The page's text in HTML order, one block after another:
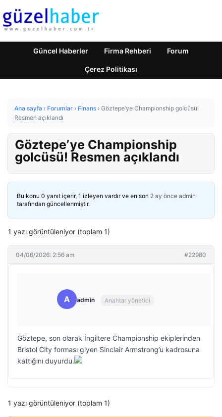
Güncel Haberler Firma Rehberi Forum
Çerez Politikası
Ana sayfa › Forumlar › Finans › Göztepe’ye Championship golcüsü!
Resmen açıklandı
Göztepe’ye Championship
golcüsü! Resmen açıklandı
Bu konu 0 yanıt içerir, 1 izleyen vardır ve en son 2 ay önce admin
tarafından güncellenmiştir.
1 yazı görüntüleniyor (toplam 1)
04/06/2026: 2:56 am #22980
A admin Anahtar yönetici
Göztepe, son olarak İngiltere Championship ekiplerinden
Bristol City forması giyen Sinclair Armstrong’u kadrosuna
kattığını duyurdu.
1 yazı görüntüleniyor (toplam 1)